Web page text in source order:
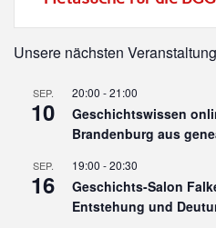
Unsere nächsten
SEP.
10
20:00 -21:00
Geschichtswissen
Brandenburg aus
SEP.
16
19:00 -20:30
Geschichts-Salon
Entstehung und